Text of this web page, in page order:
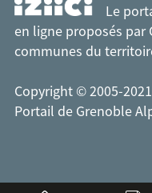
Le
en ligne proposés par
communes du
Copyright © 2005-
Portail de Grenoble